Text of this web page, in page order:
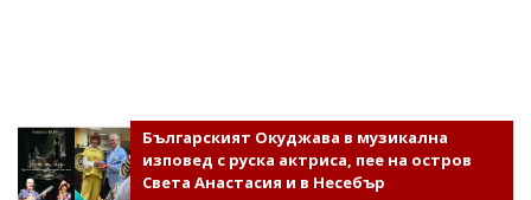
Българският Окуджава в музикална
изповед с руска актриса, пее на остров
Света Анастасия и в Несебър